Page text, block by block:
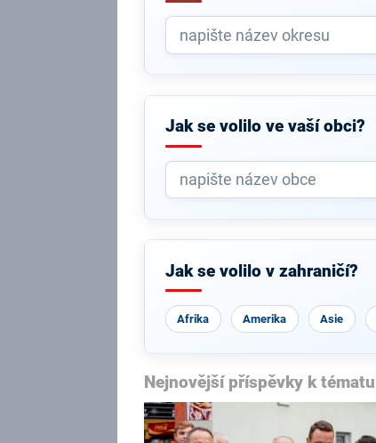
Jak se volilo ve vaší obci?
Jak se volilo v zahraničí?
Afrika Amerika Asie
Nejnovější příspěvky k tématu